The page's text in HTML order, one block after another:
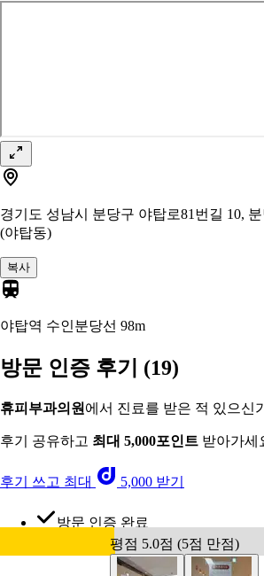
경기도 성남시 분당구 야탑로81번길 10,
(야탑동)
복사
야탑역 수인분당선 98m
방문 인증 후기 (19)
휴피부과의원 에서 진료를 받은 적 있으신
후기 공유하고 최대 5,000포인트 받아가세
후기 쓰고 최대 5,000 받기
방문 인증 완료
평점 5.0점 (5점 만점)